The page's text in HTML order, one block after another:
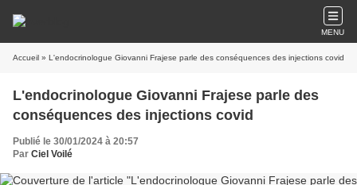
MENU
Accueil » L'endocrinologue Giovanni Frajese parle des conséquences des injections covid
L'endocrinologue Giovanni Frajese parle des
conséquences des injections covid
Publié le 30/01/2024 à 20:57
Par Ciel Voilé